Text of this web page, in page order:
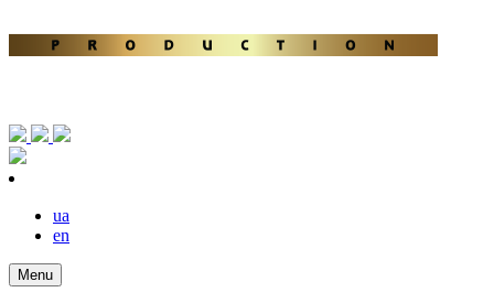
ua
en
Menu